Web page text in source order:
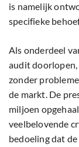
is namelijk
specifieke
Als onderdeel
audit
zonder
de markt. De
miljoen
veelbelovende
bedoeling dat